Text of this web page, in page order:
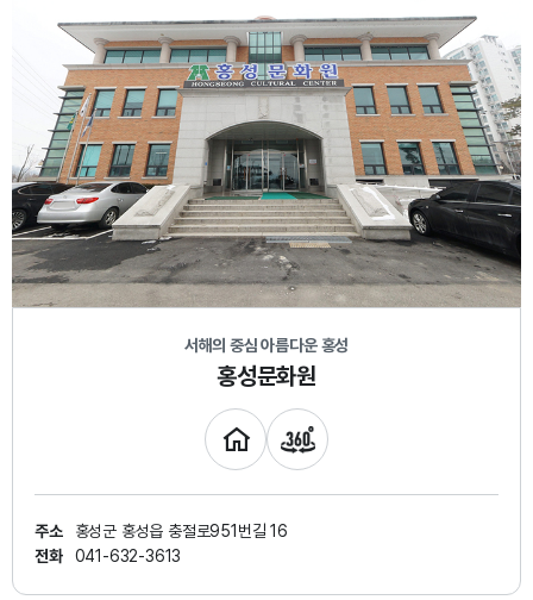
서해의 중심 아름다운 홍성
홍성문화원
주소
홍성군 홍성읍 충절로951번길 16
전화
041-632-3613